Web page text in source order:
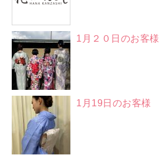
1月２０日のお客様
1月19日のお客様